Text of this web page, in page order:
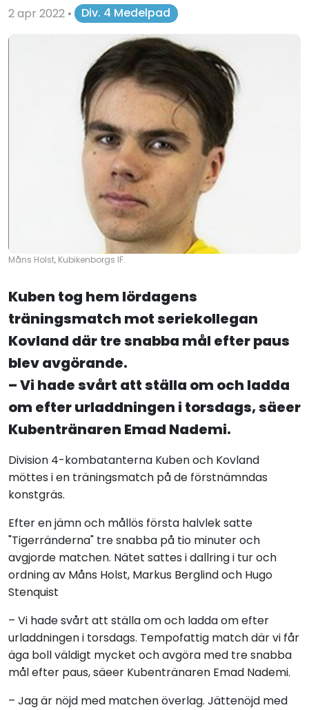
2 apr 2022 • Div. 4 Medelpad
Måns Holst, Kubikenborgs IF.
Kuben tog hem lördagens
träningsmatch mot seriekollegan
Kovland där tre snabba mål efter paus
blev avgörande.
– Vi hade svårt att ställa om och ladda
om efter urladdningen i torsdags, säeer
Kubentränaren Emad Nademi.
Division 4-kombatanterna Kuben och Kovland
möttes i en träningsmatch på de förstnämndas
konstgräs.
Efter en jämn och mållös första halvlek satte
"Tigerränderna" tre snabba på tio minuter och
avgjorde matchen. Nätet sattes i dallring i tur och
ordning av Måns Holst, Markus Berglind och Hugo
Stenquist
– Vi hade svårt att ställa om och ladda om efter
urladdningen i torsdags. Tempofattig match där vi får
äga boll väldigt mycket och avgöra med tre snabba
mål efter paus, säeer Kubentränaren Emad Nademi.
– Jag är nöjd med matchen överlag. Jättenöjd med